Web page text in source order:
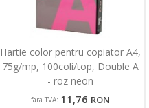
Hartie color pentru copiator A4,
75g/mp, 100coli/top, Double A
- roz neon
fara TVA: 11,76 RON